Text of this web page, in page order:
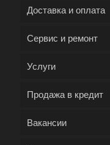
Доставка и оплата
Сервис и ремонт
Услуги
Продажа в кредит
Вакансии